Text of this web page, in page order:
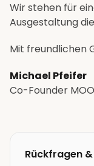
Wir stehen für
Ausgestaltung
Mit freundlichen
Michael Pfeifer
Co-Founder
Rückfragen